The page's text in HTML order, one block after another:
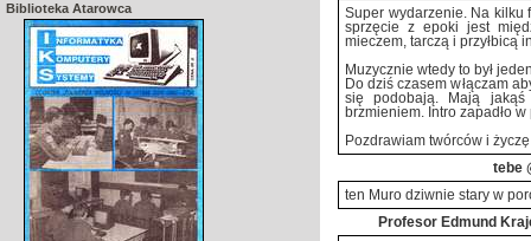
Biblioteka Atarowca
Super wydarzenie. Na kilku
sprzęcie z epoki jest
mieczem, tarczą i przyłbicą
Muzycznie wtedy to był
Do dziś czasem włączam
się podobają. Mają jakąś
brzmieniem. Intro zapadło
Pozdrawiam twórców i
tebe
ten Muro dziwnie stary w
Profesor Edmund